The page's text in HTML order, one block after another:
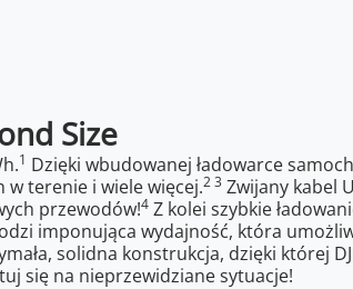
Size
1 Dzięki wbudowanej ładowarce
w terenie i wiele więcej.2 3 Zwijany kabel
przewodów!4 Z kolei szybkie
imponująca wydajność, która
solidna konstrukcja, dzięki której
się na nieprzewidziane sytuacje!